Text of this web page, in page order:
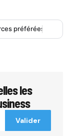
préférées
Les
avec*
les
Valider